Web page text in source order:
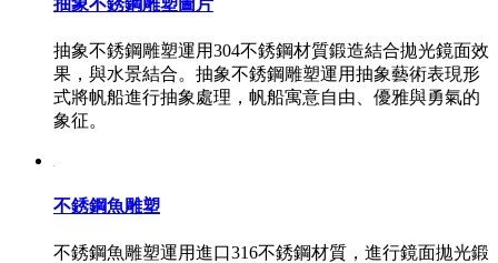
抽象不銹鋼雕塑圖片
抽象不銹鋼雕塑運用304不銹鋼材質鍛造結合拋光鏡面效
果，與水景結合。抽象不銹鋼雕塑運用抽象藝術表現形
式將帆船進行抽象處理，帆船寓意自由、優雅與勇氣的
象征。
不銹鋼魚雕塑
不銹鋼魚雕塑運用進口316不銹鋼材質，進行鏡面拋光鍛